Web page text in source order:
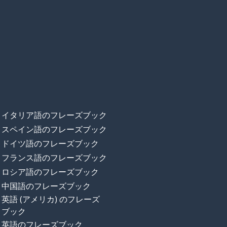
イタリア語のフレーズブック
スペイン語のフレーズブック
ドイツ語のフレーズブック
フランス語のフレーズブック
ロシア語のフレーズブック
中国語のフレーズブック
英語 (アメリカ) のフレーズ
ブック
英語のフレーズブック